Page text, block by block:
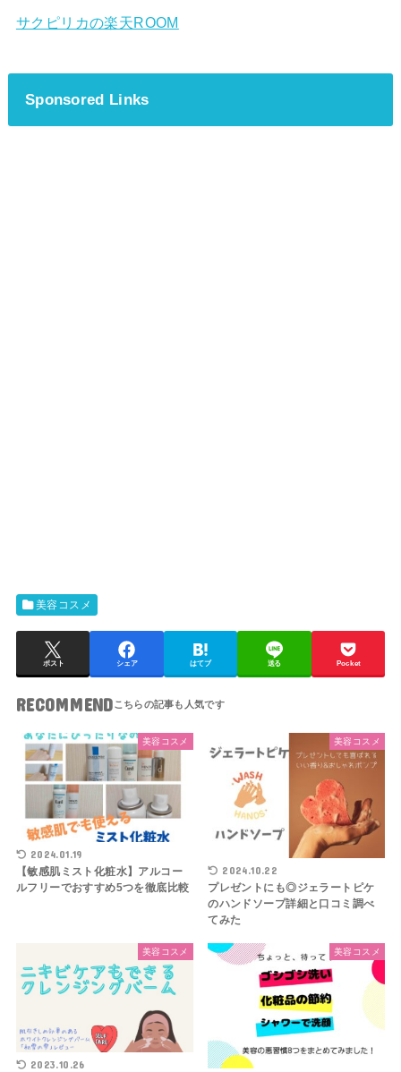
サクピリカの楽天ROOM
Sponsored Links
美容コスメ
ポスト シェア はてブ 送る Pocket
RECOMMEND
美容コスメ
2024.01.19
【敏感肌ミスト化粧水】アルコー
ルフリーでおすすめ5つを徹底比較
美容コスメ
2024.10.22
プレゼントにも◎ジェラートピケ
のハンドソープ詳細と口コミ調べ
てみた
美容コスメ
2023.10.26
美容コスメ